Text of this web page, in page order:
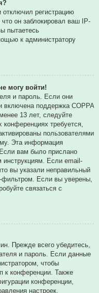
регистрацию
он заблокировал ваш IP-
пытаетесь
к администратору
могу войти!
и пароль. Если они
включена поддержка COPPA
13 лет, следуйте
требуется,
пользователями
Эта информация
вам было прислано
Если email-
вы указали неправильный
фильтром. Если вы уверены,
связаться с
Прежде всего убедитесь,
и пароль. Если данные
чтобы
к конференции. Также
конференции,
настроек.